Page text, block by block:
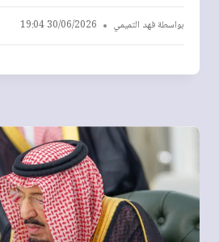
بواسطةفهد التميمي 30/06/2026 19:04